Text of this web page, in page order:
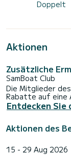
Doppelt
Aktionen
Zusätzliche
SamBoat Club
Die Mitglieder
Rabatte auf eine
Entdecken Sie
Aktionen des
15 - 29 Aug 2026